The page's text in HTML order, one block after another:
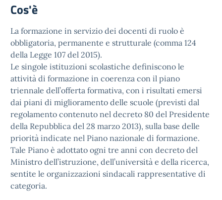
Cos'è
La formazione in servizio dei docenti di ruolo è
obbligatoria, permanente e strutturale (comma 124
della Legge 107 del 2015).
Le singole istituzioni scolastiche definiscono le
attività di formazione in coerenza con il piano
triennale dell’offerta formativa, con i risultati emersi
dai piani di miglioramento delle scuole (previsti dal
regolamento contenuto nel decreto 80 del Presidente
della Repubblica del 28 marzo 2013), sulla base delle
priorità indicate nel Piano nazionale di formazione.
Tale Piano è adottato ogni tre anni con decreto del
Ministro dell’istruzione, dell’università e della ricerca,
sentite le organizzazioni sindacali rappresentative di
categoria.